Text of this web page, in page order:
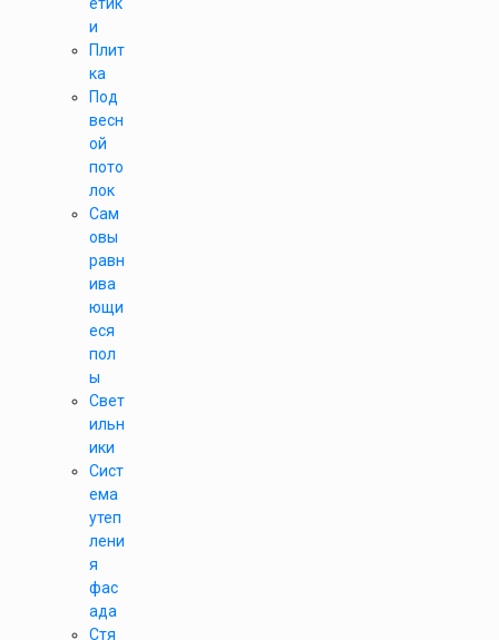
и
Плит
ка
Под
весн
ой
пото
лок
Сам
овы
равн
ива
ющи
еся
пол
ы
Свет
ильн
ики
Сист
ема
утеп
лени
я
фас
ада
Стя